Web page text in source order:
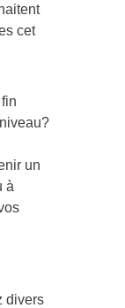
cet
un
à
divers